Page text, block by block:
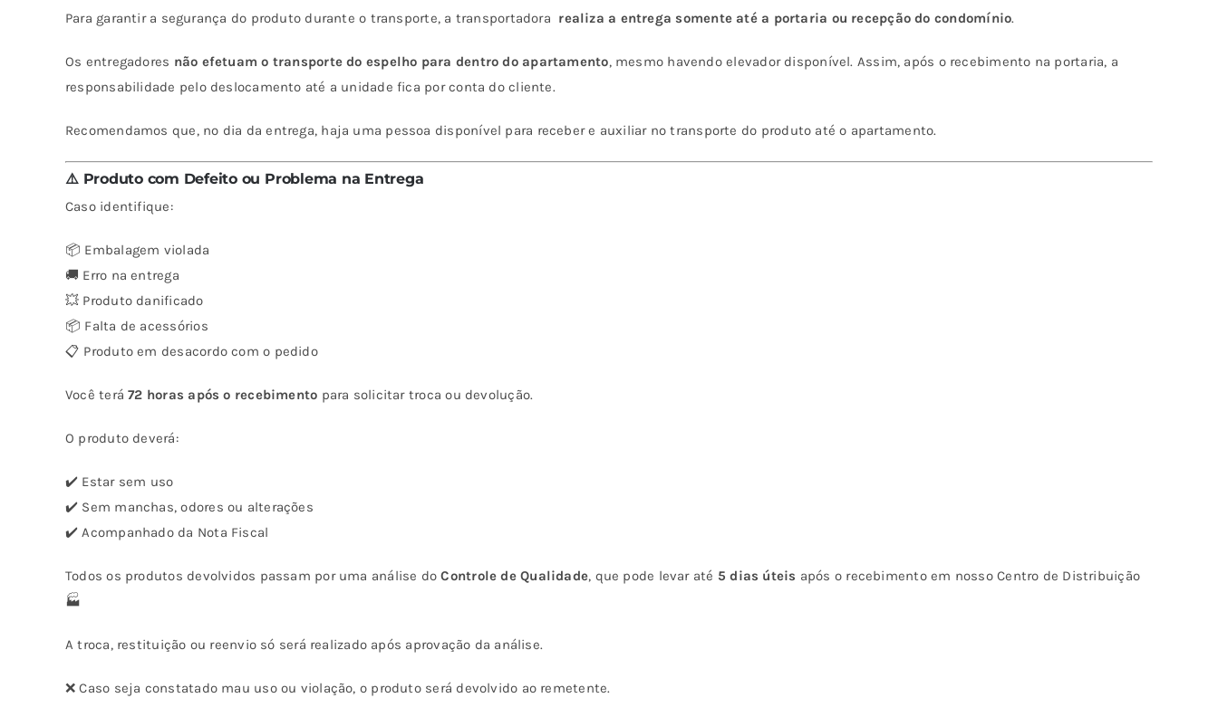
Para garantir a segurança do produto durante o transporte, a transportadora realiza a entrega somente até a portaria ou recepção do condomínio.
Os entregadores não efetuam o transporte do espelho para dentro do apartamento, mesmo havendo elevador disponível. Assim, após o recebimento na portaria, a
responsabilidade pelo deslocamento até a unidade fica por conta do cliente.
Recomendamos que, no dia da entrega, haja uma pessoa disponível para receber e auxiliar no transporte do produto até o apartamento.
⚠️ Produto com Defeito ou Problema na Entrega
Caso identifique:
📦 Embalagem violada
🚚 Erro na entrega
💥 Produto danificado
📦 Falta de acessórios
📋 Produto em desacordo com o pedido
Você terá72 horas após o recebimento para solicitar troca ou devolução.
O produto deverá:
✔️ Estar sem uso
✔️ Sem manchas, odores ou alterações
✔️ Acompanhado da Nota Fiscal
Todos os produtos devolvidos passam por uma análise doControle de Qualidade, que pode levar até 5 dias úteis após o recebimento em nosso Centro de Distribuição
🏭
A troca, restituição ou reenvio só será realizado após aprovação da análise.
❌ Caso seja constatado mau uso ou violação, o produto será devolvido ao remetente.